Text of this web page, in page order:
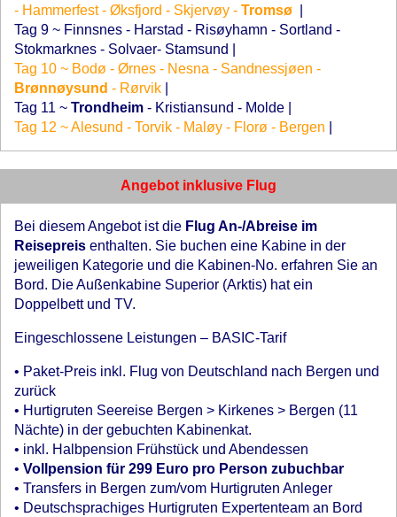
- Hammerfest - Øksfjord - Skjervøy - Tromsø
Tag 9 ~ Finnsnes - Harstad - Risøyhamn - Sortland -
Stokmarknes - Solvaer- Stamsund
Tag 10 ~ Bodø - Ørnes - Nesna - Sandnessjøen -
Brønnøysund - Rørvik
Tag 11 ~ Trondheim - Kristiansund - Molde
Tag 12 ~ Alesund - Torvik - Maløy - Florø - Bergen
Angebot inklusive Flug
Bei diesem Angebot ist die Flug An-/Abreise im
Reisepreis enthalten. Sie buchen eine Kabine in der
jeweiligen Kategorie und die Kabinen-No. erfahren Sie an
Bord. Die Außenkabine Superior (Arktis) hat ein
Doppelbett und TV.
Eingeschlossene Leistungen – BASIC-Tarif
• Paket-Preis inkl. Flug von Deutschland nach Bergen und
zurück
• Hurtigruten Seereise Bergen > Kirkenes > Bergen (11
Nächte) in der gebuchten Kabinenkat.
• inkl. Halbpension Frühstück und Abendessen
• Vollpension für 299 Euro pro Person zubuchbar
• Transfers in Bergen zum/vom Hurtigruten Anleger
• Deutschsprachiges Hurtigruten Expertenteam an Bord